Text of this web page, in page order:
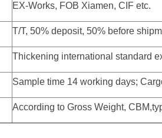
EX-Works, FOB Xiamen, CIF etc.
T/T, 50% deposit, 50% before
Thickening international standard
Sample time 14 working days;
According to Gross Weight,